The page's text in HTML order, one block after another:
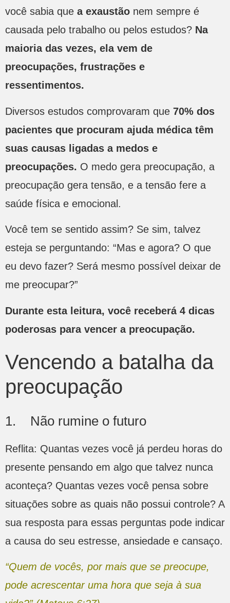
você sabia que a exaustão nem sempre é
causada pelo trabalho ou pelos estudos? Na
maioria das vezes, ela vem de
preocupações, frustrações e
ressentimentos.
Diversos estudos comprovaram que 70% dos
pacientes que procuram ajuda médica têm
suas causas ligadas a medos e
preocupações. O medo gera preocupação, a
preocupação gera tensão, e a tensão fere a
saúde física e emocional.
Você tem se sentido assim? Se sim, talvez
esteja se perguntando: “Mas e agora? O que
eu devo fazer? Será mesmo possível deixar de
me preocupar?”
Durante esta leitura, você receberá 4 dicas
poderosas para vencer a preocupação.
Vencendo a batalha da
preocupação
1. Não rumine o futuro
Reflita: Quantas vezes você já perdeu horas do
presente pensando em algo que talvez nunca
aconteça? Quantas vezes você pensa sobre
situações sobre as quais não possui controle? A
sua resposta para essas perguntas pode indicar
a causa do seu estresse, ansiedade e cansaço.
“Quem de vocês, por mais que se preocupe,
pode acrescentar uma hora que seja à sua